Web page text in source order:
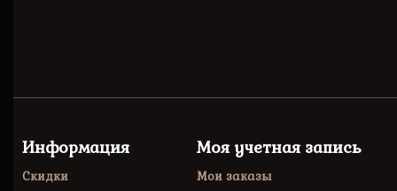
Информация
Скидки
Моя учетная запись
Мои заказы